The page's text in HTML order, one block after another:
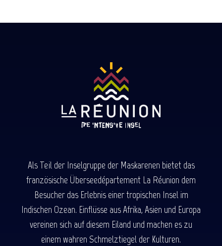
Als Teil der Inselgruppe der Maskarenen bietet das
französische Überseedépartement La Réunion dem
Besucher das Erlebnis einer tropischen Insel im
Indischen Ozean. Einflüsse aus Afrika, Asien und Europa
vereinen sich auf diesem Eiland und machen es zu
einem wahren Schmelztiegel der Kulturen.